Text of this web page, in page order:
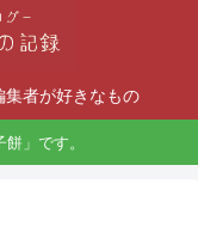
集者が好きなもの
」です。